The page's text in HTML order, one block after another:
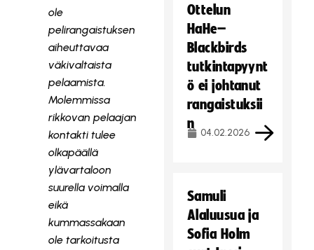
ole
pelirangaistuksen
aiheuttavaa
väkivaltaista
pelaamista.
Molemmissa
rikkovan pelaajan
kontakti tulee
olkapäällä
ylävartaloon
suurella voimalla
eikä
kummassakaan
ole tarkoitusta
Ottelun
HaHe–
Blackbirds
tutkintapyynt
ö ei johtanut
rangaistuksii
n
04.02.2026
Samuli
Alaluusua ja
Sofia Holm